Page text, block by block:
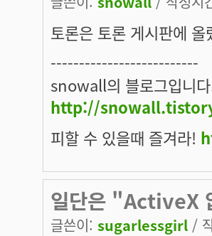
토론은 토론 게시판에
--------------------------
snowall의 블로그입니
http://
피할 수 있을때 즐겨라!
일단은 "ActiveX
글쓴이: sugarlessgirl /